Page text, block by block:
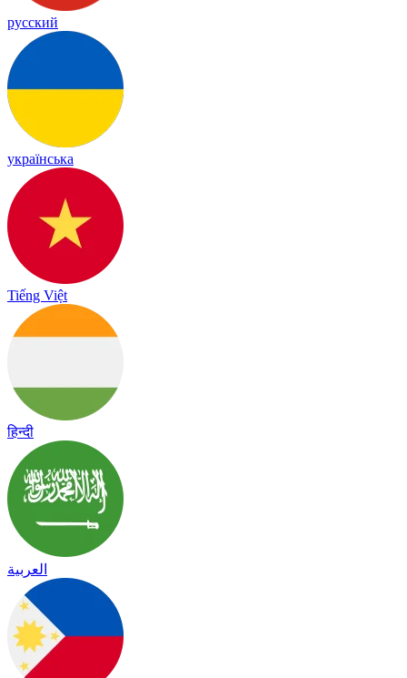
русский
українська
Tiếng Việt
हिन्दी
العربية